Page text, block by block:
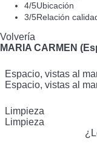
4/5Ubicación
3/5Relación
Volvería
MARIA CARMEN
Espacio, vistas al
Espacio, vistas al
Limpieza
Limpieza